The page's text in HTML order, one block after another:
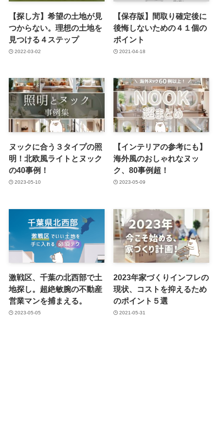
【探し方】希望の土地が見
つからない。理想の土地を
見つける４ステップ
2022-03-02
【保存版】間取り確定後に
後悔しないための４１個の
ポイント
2021-04-18
ヌックに合う３タイプの照
明！北欧風ライトとヌック
の40事例！
2023-05-10
【インテリアの参考にも】
海外風のおしゃれなヌッ
ク、80事例超！
2023-05-09
激戦区、千葉の北西部で土
地探し。超絶敏腕の不動産
営業マンを捕まえる。
2023-05-05
2023年家づくりインフレの
現状、コストを抑えるため
のポイント５選
2021-05-31